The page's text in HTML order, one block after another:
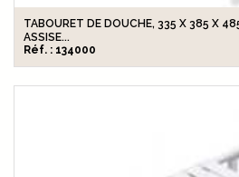
TABOURET DE DOUCHE, 335 X 385 X
ASSISE...
Réf. : 134000